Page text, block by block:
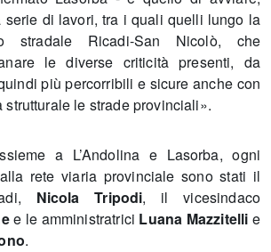
serie di lavori, tra i quali quelli lungo la
stradale Ricadi-San Nicolò, che
le diverse criticità presenti, da
più percorribili e sicure anche con
strutturale le strade provinciali».
a L’Andolina e Lasorba, ogni
rete viaria provinciale sono stati il
Nicola Tripodi, il vicesindaco
e le amministratrici Luana Mazzitelli e
.